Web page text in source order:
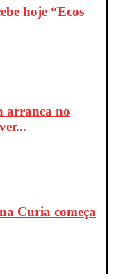
hoje “Ecos
arranca no
Curia começa